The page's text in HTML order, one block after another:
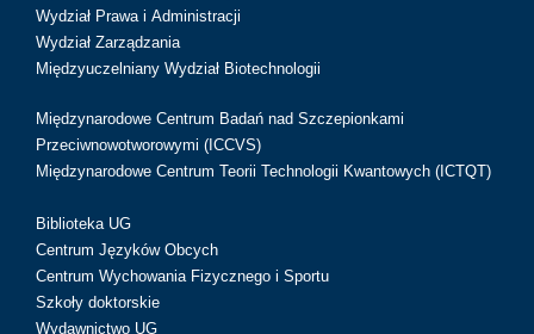
Wydział Prawa i Administracji
Wydział Zarządzania
Międzyuczelniany Wydział Biotechnologii
Międzynarodowe Centrum Badań nad Szczepionkami
Przeciwnowotworowymi (ICCVS)
Międzynarodowe Centrum Teorii Technologii Kwantowych (ICTQT)
Biblioteka UG
Centrum Języków Obcych
Centrum Wychowania Fizycznego i Sportu
Szkoły doktorskie
Wydawnictwo UG